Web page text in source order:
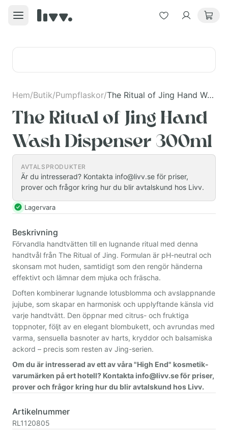
Hem/Butik/Pumpflaskor/ The Ritual of Jing Hand Wash Dispenser 300ml
The Ritual of Jing Hand
Wash Dispenser 300ml
AVTALSPRODUKTER
Är du intresserad? Kontakta info@livv.se för priser,
prover och frågor kring hur du blir avtalskund hos Livv.
Lagervara
Beskrivning
Förvandla handtvätten till en lugnande ritual med denna
handtvål från The Ritual of Jing. Formulan är pH-neutral och
skonsam mot huden, samtidigt som den rengör händerna
effektivt och lämnar dem mjuka och fräscha.
Doften kombinerar lugnande lotusblomma och avslappnande
jujube, som skapar en harmonisk och upplyftande känsla vid
varje handtvätt. Den öppnar med citrus- och fruktiga
toppnoter, följt av en elegant blombukett, och avrundas med
varma, sensuella basnoter av harts, kryddor och balsamiska
ackord – precis som resten av Jing-serien.
Om du är intresserad av ett av våra "High End" kosmetik-
varumärken på ert hotell? Kontakta info@livv.se för priser,
prover och frågor kring hur du blir avtalskund hos Livv.
Artikelnummer
RL1120805